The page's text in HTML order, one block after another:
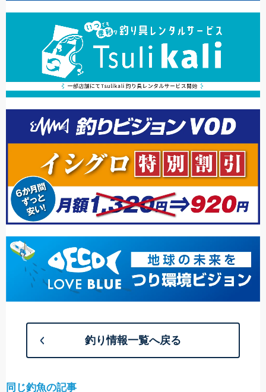
釣り情報一覧へ戻る
同じ釣魚の記事